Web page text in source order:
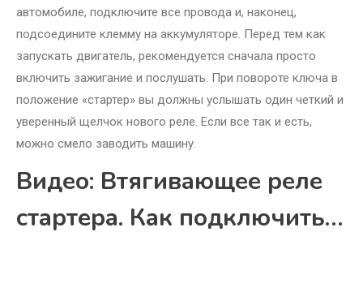
автомобиле, подключите все провода и, наконец,
подсоедините клемму на аккумуляторе. Перед тем как
запускать двигатель, рекомендуется сначала просто
включить зажигание и послушать. При повороте ключа в
положение «стартер» вы должны услышать один четкий и
уверенный щелчок нового реле. Если все так и есть,
можно смело заводить машину.
Видео: Втягивающее реле
стартера. Как подключить…